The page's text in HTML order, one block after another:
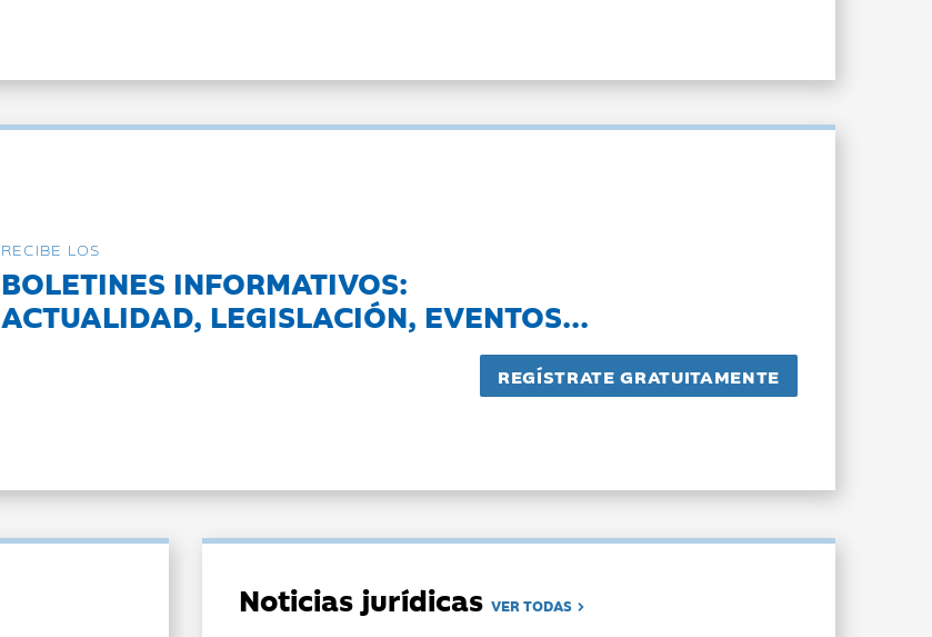
RECIBE LOS
BOLETINES INFORMATIVOS:
ACTUALIDAD, LEGISLACIÓN, EVENTOS...
Noticias jurídicasVER TODAS